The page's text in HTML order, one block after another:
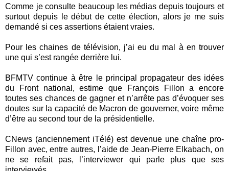
Comme je consulte beaucoup les médias depuis toujours et
surtout depuis le début de cette élection, alors je me suis
demandé si ces assertions étaient vraies.
Pour les chaines de télévision, j’ai eu du mal à en trouver
une qui s’est rangée derrière lui.
BFMTV continue à être le principal propagateur des idées
du Front national, estime que François Fillon a encore
toutes ses chances de gagner et n’arrête pas d’évoquer ses
doutes sur la capacité de Macron de gouverner, voire même
d’être au second tour de la présidentielle.
CNews (anciennement iTélé) est devenue une chaîne pro-
Fillon avec, entre autres, l’aide de Jean-Pierre Elkabach, on
ne se refait pas, l’interviewer qui parle plus que ses